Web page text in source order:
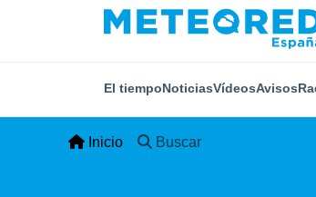
El tiempoNoticiasVídeosAvisos
Inicio Buscar